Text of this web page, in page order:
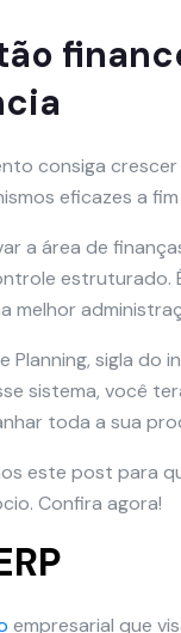
consiga
eficazes a
a área de
estruturado.
melhor
Planning, sigla
sistema, você
toda a sua
este post para
Confira agora!
empresarial que